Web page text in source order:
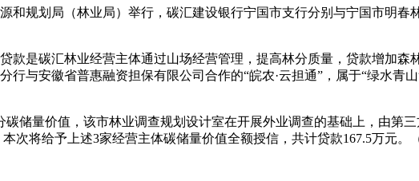
规划局（林业局）举行，碳汇建设银行宁国市支行分别与宁国市明春
是碳汇林业经营主体通过山场经营管理，提高林分质量，贷款增加森
与安徽省普惠融资担保有限公司合作的“皖农·云担通”，属于“绿水青
量价值，该市林业调查规划设计室在开展外业调查的基础上，由第
本次将给予上述3家经营主体碳储量价值全额授信，共计贷款167.5万